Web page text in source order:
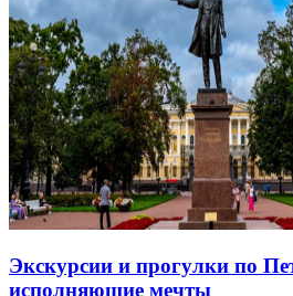
Экскурсии и прогулки по
исполняющие мечты